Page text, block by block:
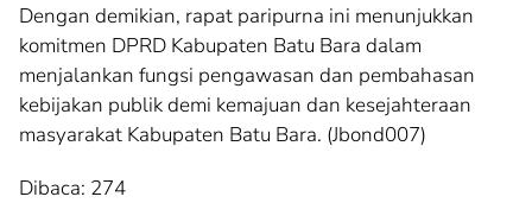
Dengan demikian, rapat paripurna ini menunjukkan
komitmen DPRD Kabupaten Batu Bara dalam
menjalankan fungsi pengawasan dan pembahasan
kebijakan publik demi kemajuan dan kesejahteraan
masyarakat Kabupaten Batu Bara. (Jbond007)
Dibaca: 274